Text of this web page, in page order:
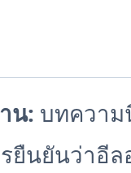
น: บทความ
ยืนยันว่าอี